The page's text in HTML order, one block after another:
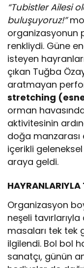
“Tubistler Ailesi
buluşuyoruz!”
organizasyonun
renkliydi. Güne
isteyen
çıkan Tuğba
aratmayan
stretching
orman
aktivitesinin
doğa manzarası
içerikli
araya geldi.
HAYRANLARIYLA
Organizasyon
neşeli
masaları tek tek
ilgilendi. Bol bol
sanatçı, günün